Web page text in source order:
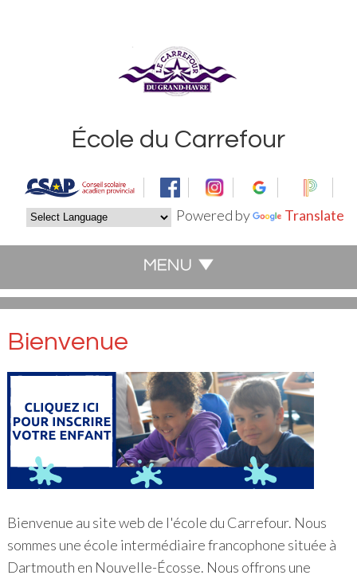
Powered by Translate
École du Carrefour
Bienvenue
Bienvenue au site web de l'école du Carrefour. Nous
sommes une école intermédiaire francophone située à
Dartmouth en Nouvelle-Écosse. Nous offrons une